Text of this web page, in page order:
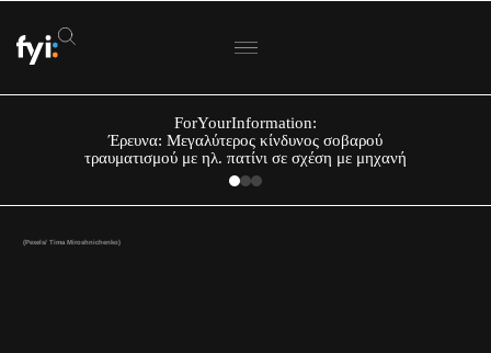
ForYourInformation:
Έρευνα: Μεγαλύτερος κίνδυνος σοβαρού
τραυματισμού με ηλ. πατίνι σε σχέση με μηχανή
(Pexels/ Tima Miroshnichenko)